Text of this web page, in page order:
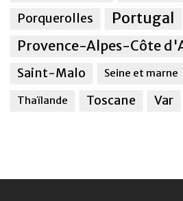
Porquerolles
Portugal
Provence-Alpes-Côte
Saint-Malo Seine et marne
Thaïlande Toscane Var